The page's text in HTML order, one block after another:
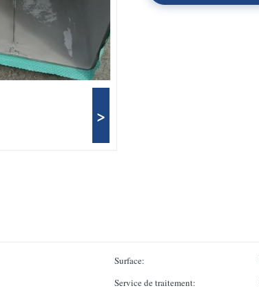
>
Surface:
Service de traitement: